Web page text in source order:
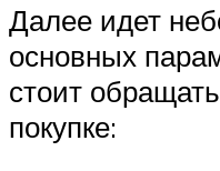
Далее идет
основных
стоит
покупке: